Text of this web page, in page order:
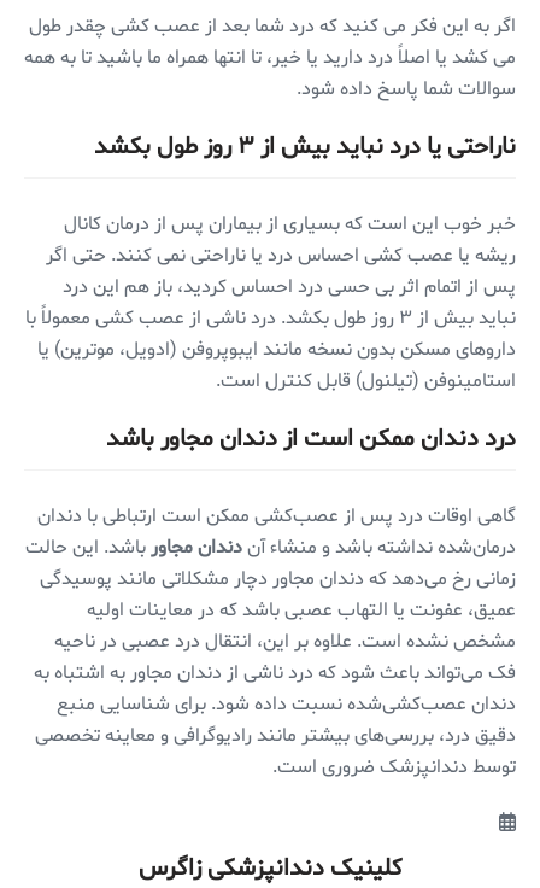
اگر به این فکر می کنید که درد شما بعد از عصب کشی چقدر طول
می کشد یا اصلاً درد دارید یا خیر، تا انتها همراه ما باشید تا به همه
سوالات شما پاسخ داده شود.
ناراحتی یا درد نباید بیش از ۳ روز طول بکشد
خبر خوب این است که بسیاری از بیماران پس از درمان کانال
ریشه یا عصب کشی احساس درد یا ناراحتی نمی کنند. حتی اگر
پس از اتمام اثر بی حسی درد احساس کردید، باز هم این درد
نباید بیش از ۳ روز طول بکشد. درد ناشی از عصب کشی معمولاً با
داروهای مسکن بدون نسخه مانند ایبوپروفن (ادویل، موترین) یا
استامینوفن (تیلنول) قابل کنترل است.
درد دندان ممکن است از دندان مجاور باشد
گاهی اوقات درد پس از عصب‌کشی ممکن است ارتباطی با دندان
درمان‌شده نداشته باشد و منشاء آندندان مجاورباشد. این حالت
زمانی رخ می‌دهد که دندان مجاور دچار مشکلاتی مانند پوسیدگی
عمیق، عفونت یا التهاب عصبی باشد که در معاینات اولیه
مشخص نشده است. علاوه بر این، انتقال درد عصبی در ناحیه
فک می‌تواند باعث شود که درد ناشی از دندان مجاور به اشتباه به
دندان عصب‌کشی‌شده نسبت داده شود. برای شناسایی منبع
دقیق درد، بررسی‌های بیشتر مانند رادیوگرافی و معاینه تخصصی
توسط دندانپزشک ضروری است.
کلینیک دندانپزشکی زاگرس